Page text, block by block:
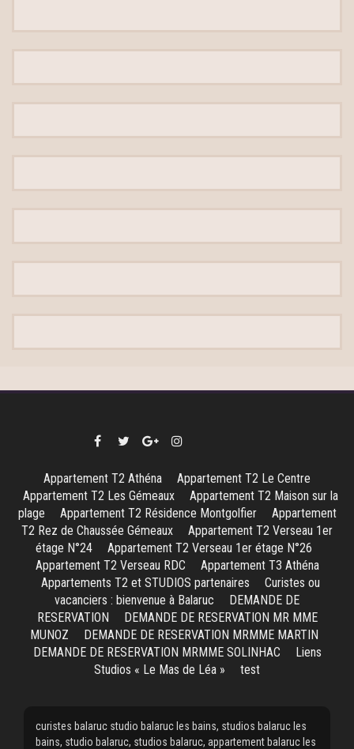
Appartement T2 Athéna
Appartement T2 Le Centre
Appartement T2 Les Gémeaux
Appartement T2 Maison sur la
plage
Appartement T2 Résidence Montgolfier
Appartement
T2 Rez de Chaussée Gémeaux
Appartement T2 Verseau 1er
étage N°24
Appartement T2 Verseau 1er étage N°26
Appartement T2 Verseau RDC
Appartement T3 Athéna
Appartements T2 et STUDIOS partenaires
Curistes ou
vacanciers : bienvenue à Balaruc
DEMANDE DE
RESERVATION
DEMANDE DE RESERVATION MR MME
MUNOZ
DEMANDE DE RESERVATION MRMME MARTIN
DEMANDE DE RESERVATION MRMME SOLINHAC
Liens
Studios « Le Mas de Léa »
test
curistes balaruc studio balaruc les bains, studios balaruc les
bains, studio balaruc, studios balaruc, appartement balaruc les